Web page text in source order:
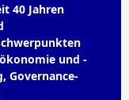
40 Jahren
und -
Governance-